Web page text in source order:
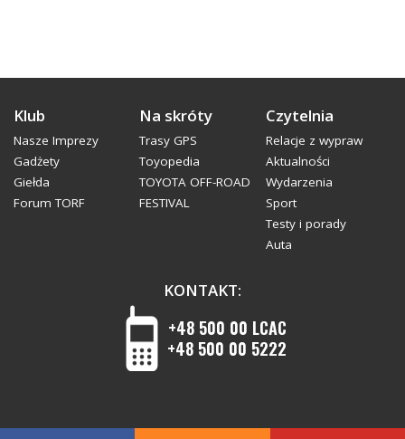
Klub
Nasze Imprezy
Gadżety
Giełda
Forum TORF
Na skróty
Trasy GPS
Toyopedia
TOYOTA OFF-ROAD
FESTIVAL
Czytelnia
Relacje z wypraw
Aktualności
Wydarzenia
Sport
Testy i porady
Auta
KONTAKT:
+48 500 00 LCAC
+48 500 00 5222